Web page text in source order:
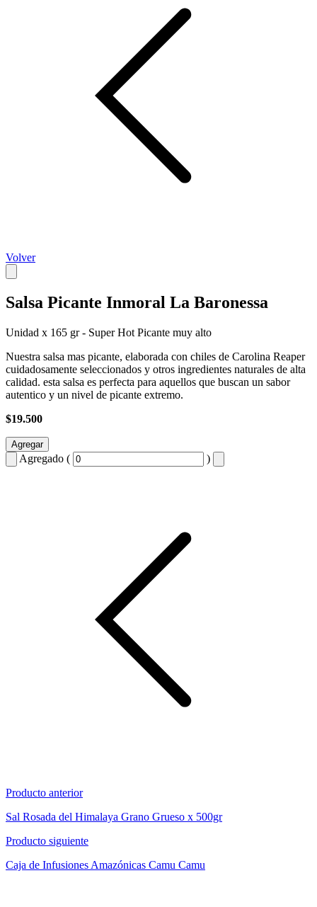
Volver
Salsa Picante Inmoral La Baronessa
Unidad x 165 gr - Super Hot Picante muy alto
Nuestra salsa mas picante, elaborada con chiles de Carolina Reaper
cuidadosamente seleccionados y otros ingredientes naturales de alta
calidad. esta salsa es perfecta para aquellos que buscan un sabor
autentico y un nivel de picante extremo.
$19.500
Agregar
Agregado ( )
Producto anterior
Sal Rosada del Himalaya Grano Grueso x 500gr
Producto siguiente
Caja de Infusiones Amazónicas Camu Camu